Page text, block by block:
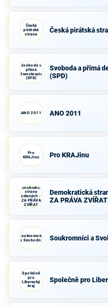
Česká
pirátská
strana
Česká pirátská
Svoboda a
přímá
demokracie
(SPD)
Svoboda a přímá
(SPD)
ANO 2011 ANO 2011
Pro
KRAJinu
Pro KRAJinu
Demokratická
strana
zelených -
ZA PRÁVA
ZVÍŘAT
Demokratická
ZA PRÁVA ZVÍŘAT
Soukromníci
a Svobodní
Soukromníci a
Společně
pro
Liberecký
kraj
Společně pro